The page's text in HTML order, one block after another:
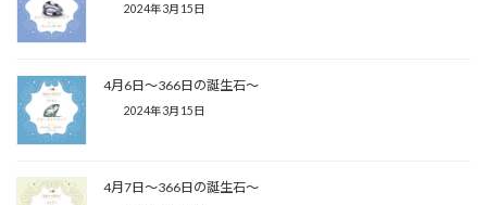
2024年3月15日
4月6日〜366日の誕生石〜
2024年3月15日
4月7日〜366日の誕生石〜